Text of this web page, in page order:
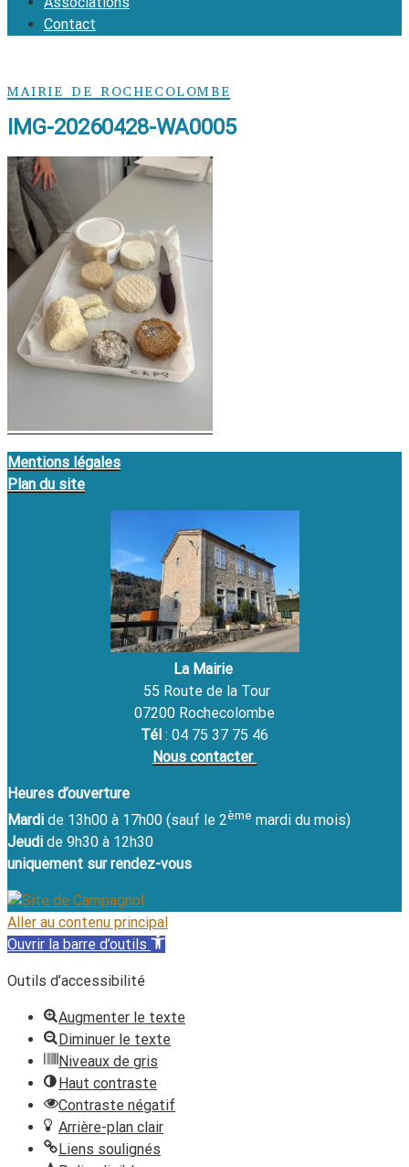
Contact
MAIRIE DE ROCHECOLOMBE
IMG-20260428-WA0005
Mentions légales
Plan du site
La Mairie
55 Route de la Tour
07200 Rochecolombe
Tél : 04 75 37 75 46
Nous contacter
Heures d’ouverture
Mardi de 13h00 à 17h00 (sauf le 2ème mardi du mois)
Jeudi de 9h30 à 12h30
uniquement sur rendez-vous
Aller au contenu principal
Ouvrir la barre d’outils
Outils d’accessibilité
Augmenter le texte
Diminuer le texte
Niveaux de gris
Haut contraste
Contraste négatif
Arrière-plan clair
Liens soulignés